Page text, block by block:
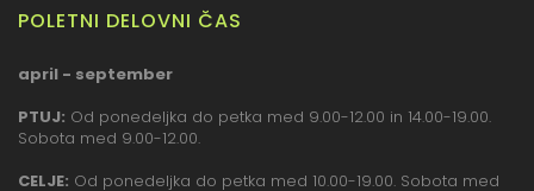
POLETNI DELOVNI ČAS
april - september
PTUJ: Od ponedeljka do petka med 9.00-12.00 in 14.00-19.00.
Sobota med 9.00-12.00.
CELJE: Od ponedeljka do petka med 10.00-19.00. Sobota med